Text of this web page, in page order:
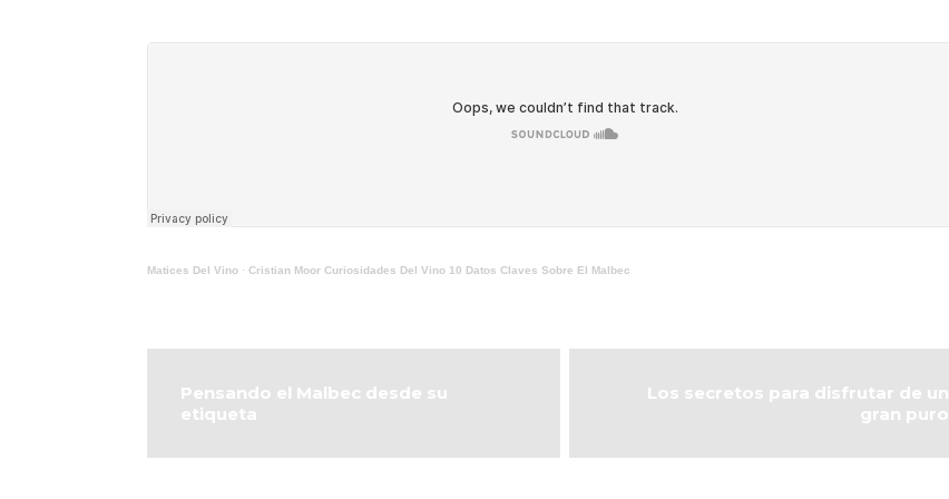
feria más
ícono del
Mendoza
Matices Del Vino · Cristian Moor Curiosidades Del Vino 10 Datos Claves Sobre El Malbec
Pensando el Malbec desde su
etiqueta
Los secretos para disfrutar de un
gran puro